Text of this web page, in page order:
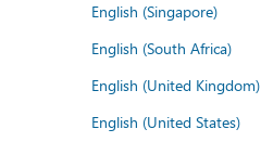
English (Singapore)
English (South Africa)
English (United Kingdom)
English (United States)